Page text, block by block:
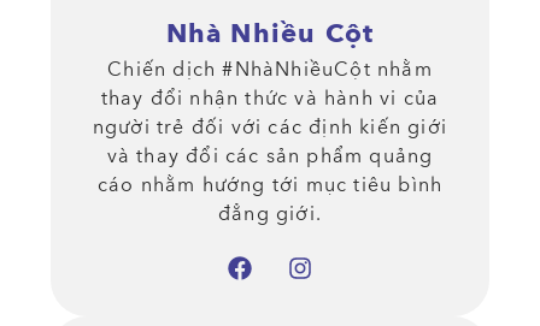
Nhà Nhiều Cột
Chiến dịch #NhàNhiềuCột nhằm
thay đổi nhận thức và hành vi của
người trẻ đối với các định kiến giới
và thay đổi các sản phẩm quảng
cáo nhằm hướng tới mục tiêu bình
đẳng giới.